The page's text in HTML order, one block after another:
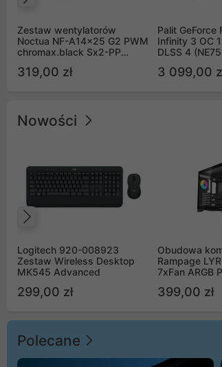
Zestaw wentylatorów
Noctua NF-A14x25 G2 PWM
chromax.black Sx2-PP
(2szt)
319,00 zł
Palit GeForce
Infinity 3 OC
DLSS 4
3 099,00
Nowości
Logitech 920-008923
Zestaw Wireless Desktop
MK545 Advanced
299,00 zł
Obudowa
Rampage
7xFan ARGB
399,00 zł
Polecane